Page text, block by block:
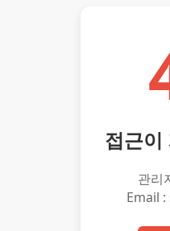
접근이
관리
Email